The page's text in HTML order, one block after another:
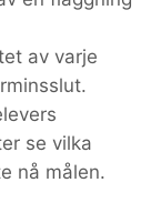
av varje
se vilka
nå målen.